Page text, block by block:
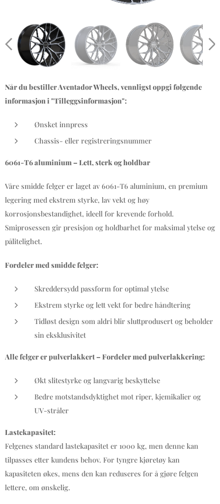
Når du bestiller Aventador Wheels, vennligst oppgi følgende
informasjon i "Tilleggsinformasjon":
Ønsket innpress
Chassis- eller registreringsnummer
6061-T6 aluminium – Lett, sterk og holdbar
Våre smidde felger er laget av 6061-T6 aluminium, en premium
legering med ekstrem styrke, lav vekt og høy
korrosjonsbestandighet, ideell for krevende forhold.
Smiprosessen gir presisjon og holdbarhet for maksimal ytelse og
pålitelighet.
Fordeler med smidde felger:
Skreddersydd passform for optimal ytelse
Ekstrem styrke og lett vekt for bedre håndtering
Tidløst design som aldri blir sluttprodusert og beholder
sin eksklusivitet
Alle felger er pulverlakkert – Fordeler med pulverlakkering:
Økt slitestyrke og langvarig beskyttelse
Bedre motstandsdyktighet mot riper, kjemikalier og
UV-stråler
Lastekapasitet:
Felgenes standard lastekapasitet er 1000 kg, men denne kan
tilpasses etter kundens behov. For tyngre kjøretøy kan
kapasiteten økes, mens den kan reduseres for å gjøre felgen
lettere, om ønskelig.